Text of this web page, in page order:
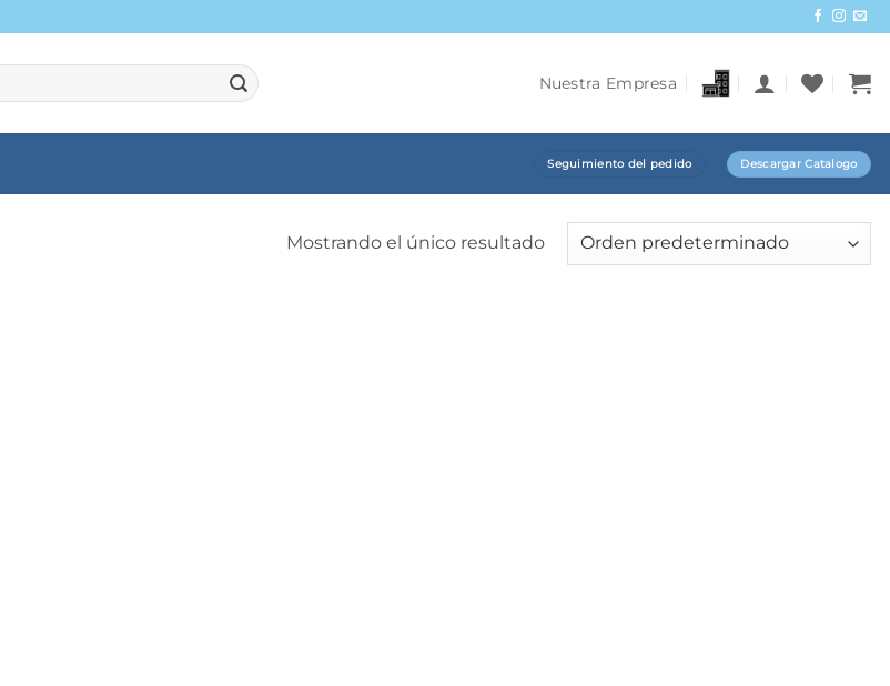
Nuestra Empresa
Seguimiento del pedido Descargar Catalogo
Mostrando el único resultado